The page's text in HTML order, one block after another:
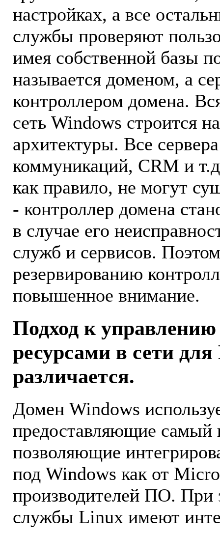
настройках, а все
службы проверяют
имея собственной базы
называется доменом, а
контроллером домена.
сеть Windows строится
архитектуры. Все
коммуникаций, CRM и
как правило, не могут
- контроллер домена
в случае его
служб и сервисов.
резервированию
повышенное внимание.
Подход к
ресурсами в сети
различается.
Домен Windows
предоставляющие
позволяющие
под Windows как от
производителей ПО. При
службы Linux имеют